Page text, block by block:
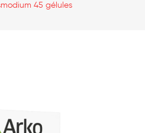
45 gélules